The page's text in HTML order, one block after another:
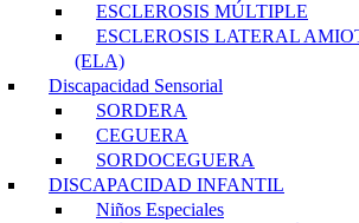
ESCLEROSIS MÚLTIPLE
ESCLEROSIS LATERAL
(ELA)
Discapacidad Sensorial
SORDERA
CEGUERA
SORDOCEGUERA
DISCAPACIDAD INFANTIL
Niños Especiales